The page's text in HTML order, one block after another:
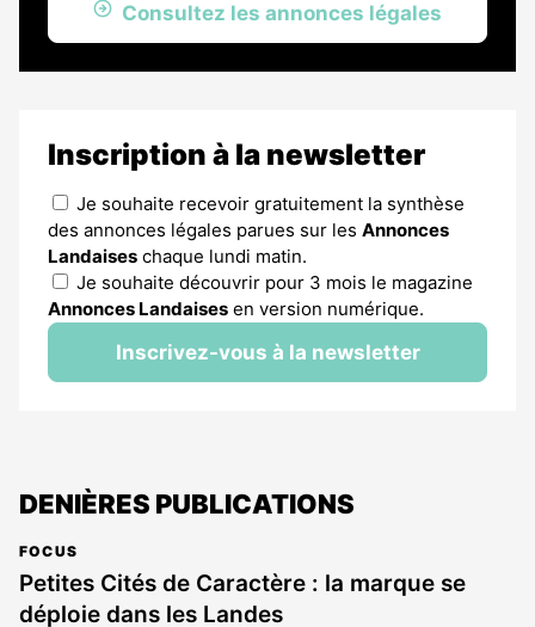
Consultez les annonces légales
Inscription à la newsletter
Je souhaite recevoir gratuitement la synthèse
des annonces légales parues sur les Annonces
Landaises chaque lundi matin.
Je souhaite découvrir pour 3 mois le magazine
Annonces Landaises en version numérique.
Inscrivez-vous à la newsletter
DENIÈRES PUBLICATIONS
FOCUS
Petites Cités de Caractère : la marque se
déploie dans les Landes